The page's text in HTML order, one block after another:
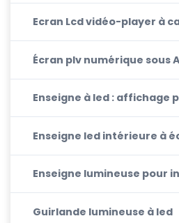
Ecran Lcd vidéo-player à
Écran plv numérique sous
Enseigne à led : affichage
Enseigne led intérieure à
Enseigne lumineuse pour
Guirlande lumineuse à led